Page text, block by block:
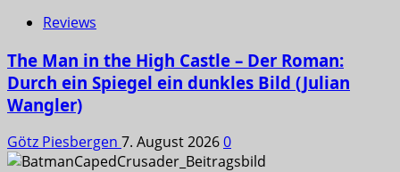
Reviews
The Man in the High Castle – Der Roman:
Durch ein Spiegel ein dunkles Bild (Julian
Wangler)
Götz Piesbergen 7. August 20260